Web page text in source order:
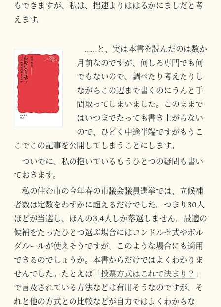
もできますが、私は、拙速よりははるかにましだと考
えます。
……と、実は本書を読んだのは数か
月前なのですが、何しろ専門でも何
でもないので、調べたり考えたりし
ながらこの辺まで書くのにうんと手
間取ってしまいました。このままで
はいつまでたっても書き上がらない
ので、ひどく中途半端ですがもうこ
こでこの記事を公開してしまうことにします。
ついでに、私の抱いているもうひとつの疑問も書い
ておきます。
私の住む市の今年春の市議会議員選挙では、立候補
者数は定数をわずかに超えるだけでした。つまり30人
ほどが当選し、ほんの3,4人しか落選しません。最適の
候補をたったひとつ選ぶ場合にはコンドルセ式やボル
ダルールが使えそうですが、このような場合にも適用
できるのでしょうか。本書からだけではよくわかりま
せんでした。たとえば「 投票方式はこれで決まり？ 」
で言及されている方法などは有用そうなのですが、そ
れと他の方式との比較などが自力ではよくわからな